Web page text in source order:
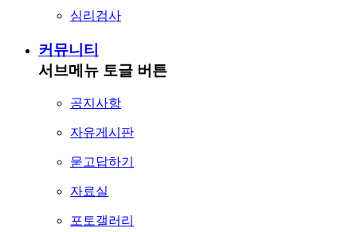
심리검사
커뮤니티
서브메뉴 토글 버튼
공지사항
자유게시판
묻고답하기
자료실
포토갤러리